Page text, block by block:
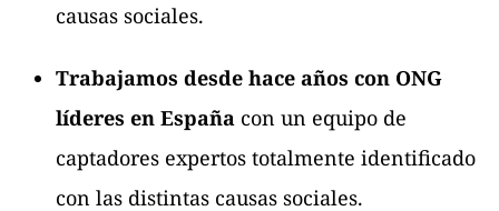
causas sociales.
Trabajamos desde hace años con ONG
líderes en España con un equipo de
captadores expertos totalmente identificado
con las distintas causas sociales.